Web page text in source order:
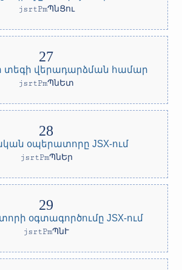
jsrtPmՊնՑու
տեգի վերադարձման համար
jsrtPmՊնԵտ
օպերատորը JSX-ում
jsrtPmՊնԵր
օգտագործումը JSX-ում
jsrtPmՊնՒ